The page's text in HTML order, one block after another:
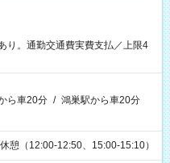
り。通勤交通費実費支払／上限4
ら車20分 / 鴻巣駅から車20分
憩（12:00-12:50、15:00-15:10）